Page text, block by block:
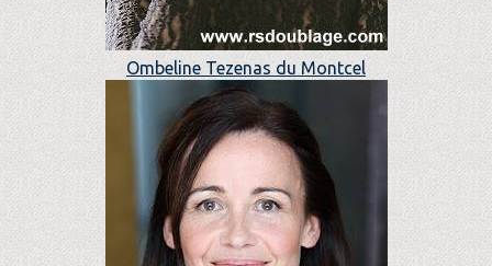
Ombeline Tezenas du Montcel